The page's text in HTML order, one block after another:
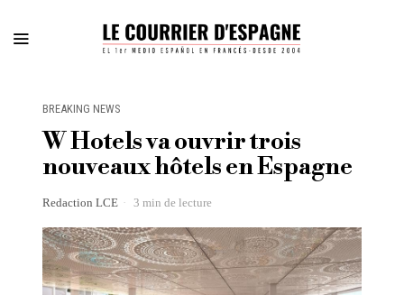
BREAKING NEWS
W Hotels va ouvrir trois
nouveaux hôtels en Espagne
Redaction LCE 3 min de lecture